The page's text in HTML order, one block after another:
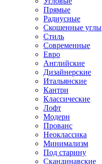
Прямые
Радиусные
Скошенные углы
Стиль
Современные
Евро
Английские
Дизайнерские
Итальянские
Кантри
Классические
Лофт
Модерн
Прованс
Неоклассика
Минимализм
Под старину
Скандинавские